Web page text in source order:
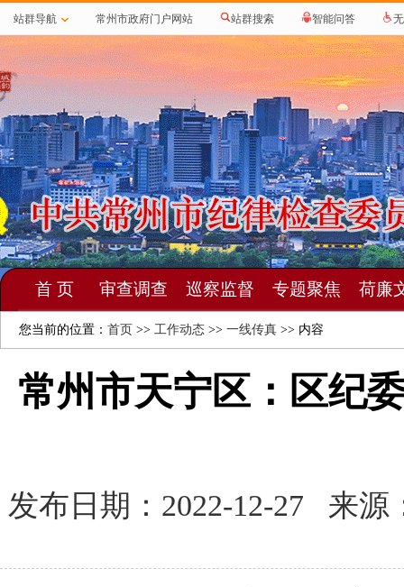
站群导航 常州市政府门户网站 站群搜索 智能问答
首 页 审查调查 巡察监督 专题聚焦 荷廉
您当前的位置： 首页 >> 工作动态 >> 一线传真 >> 内容
常州市天宁区：区纪
发布日期：2022-12-27 来